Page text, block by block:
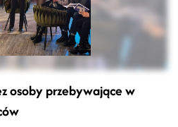
osoby przebywające w